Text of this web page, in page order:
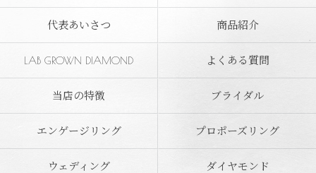
代表あいさつ 商品紹介
LAB GROWN DIAMOND よくある質問
当店の特徴 ブライダル
エンゲージリング プロポーズリング
ウェディング ダイヤモンド